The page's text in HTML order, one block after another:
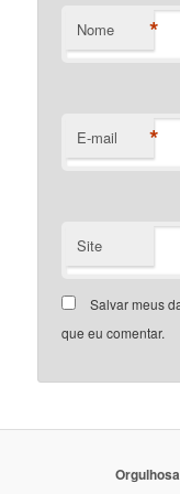
Nome *
E-mail *
Site
Salvar meus
que eu comentar.